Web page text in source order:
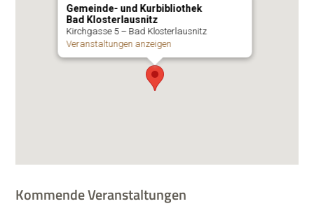
Gemeinde- und Kurbibliothek
Bad Klosterlausnitz
Kirch­gasse 5 – Bad Klosterlausnitz
Ver­an­stal­tun­gen anzeigen
Kommende Veranstaltungen